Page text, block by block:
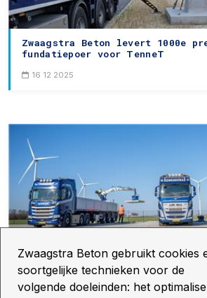
Zwaagstra Beton gebruikt cookies
soortgelijke technieken voor de
volgende doeleinden: het
Zwaagstra Beton levert 1000e
fundatiepoer voor TenneT
16 12 2025
Betonoplossingen voor
23 04 2025